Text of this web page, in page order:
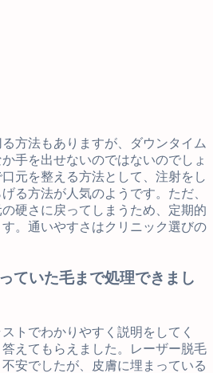
方法もありますが、ダウンタイム
手を出せないのではないのでしょ
元を整える方法として、注射をし
る方法が人気のようです。ただ、
硬さに戻ってしまうため、定期的
。通いやすさはクリニック選びの
ていた毛まで処理できまし
トでわかりやすく説明をしてく
えてもらえました。レーザー脱毛
安でしたが、皮膚に埋まっている